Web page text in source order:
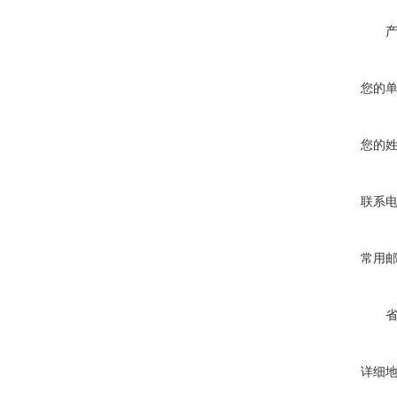
您的
您的
联系
常用
详细